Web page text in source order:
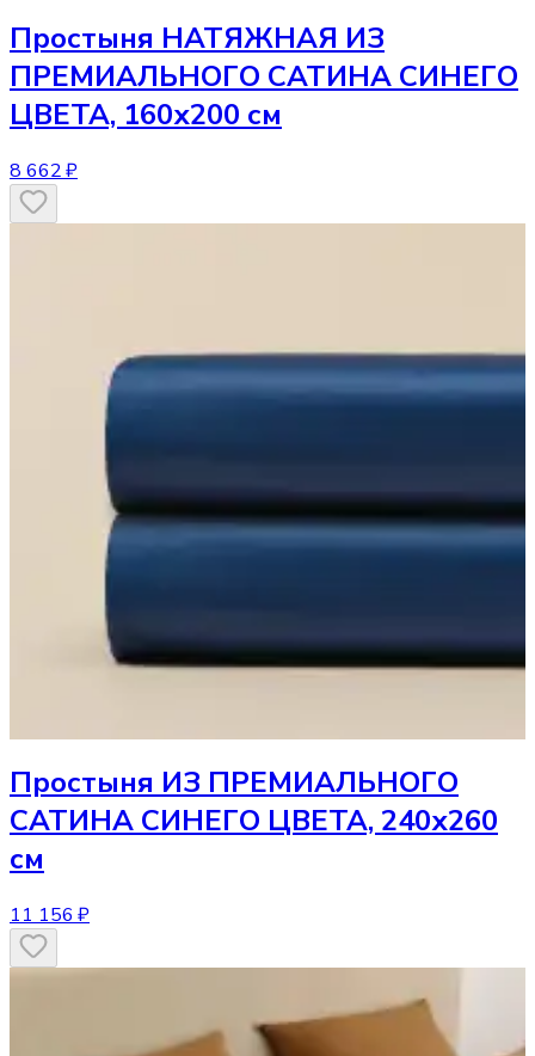
Простыня НАТЯЖНАЯ ИЗ
ПРЕМИАЛЬНОГО САТИНА СИНЕГО
ЦВЕТА, 160х200 см
8 662 ₽
Простыня ИЗ ПРЕМИАЛЬНОГО
САТИНА СИНЕГО ЦВЕТА, 240х260
см
11 156 ₽